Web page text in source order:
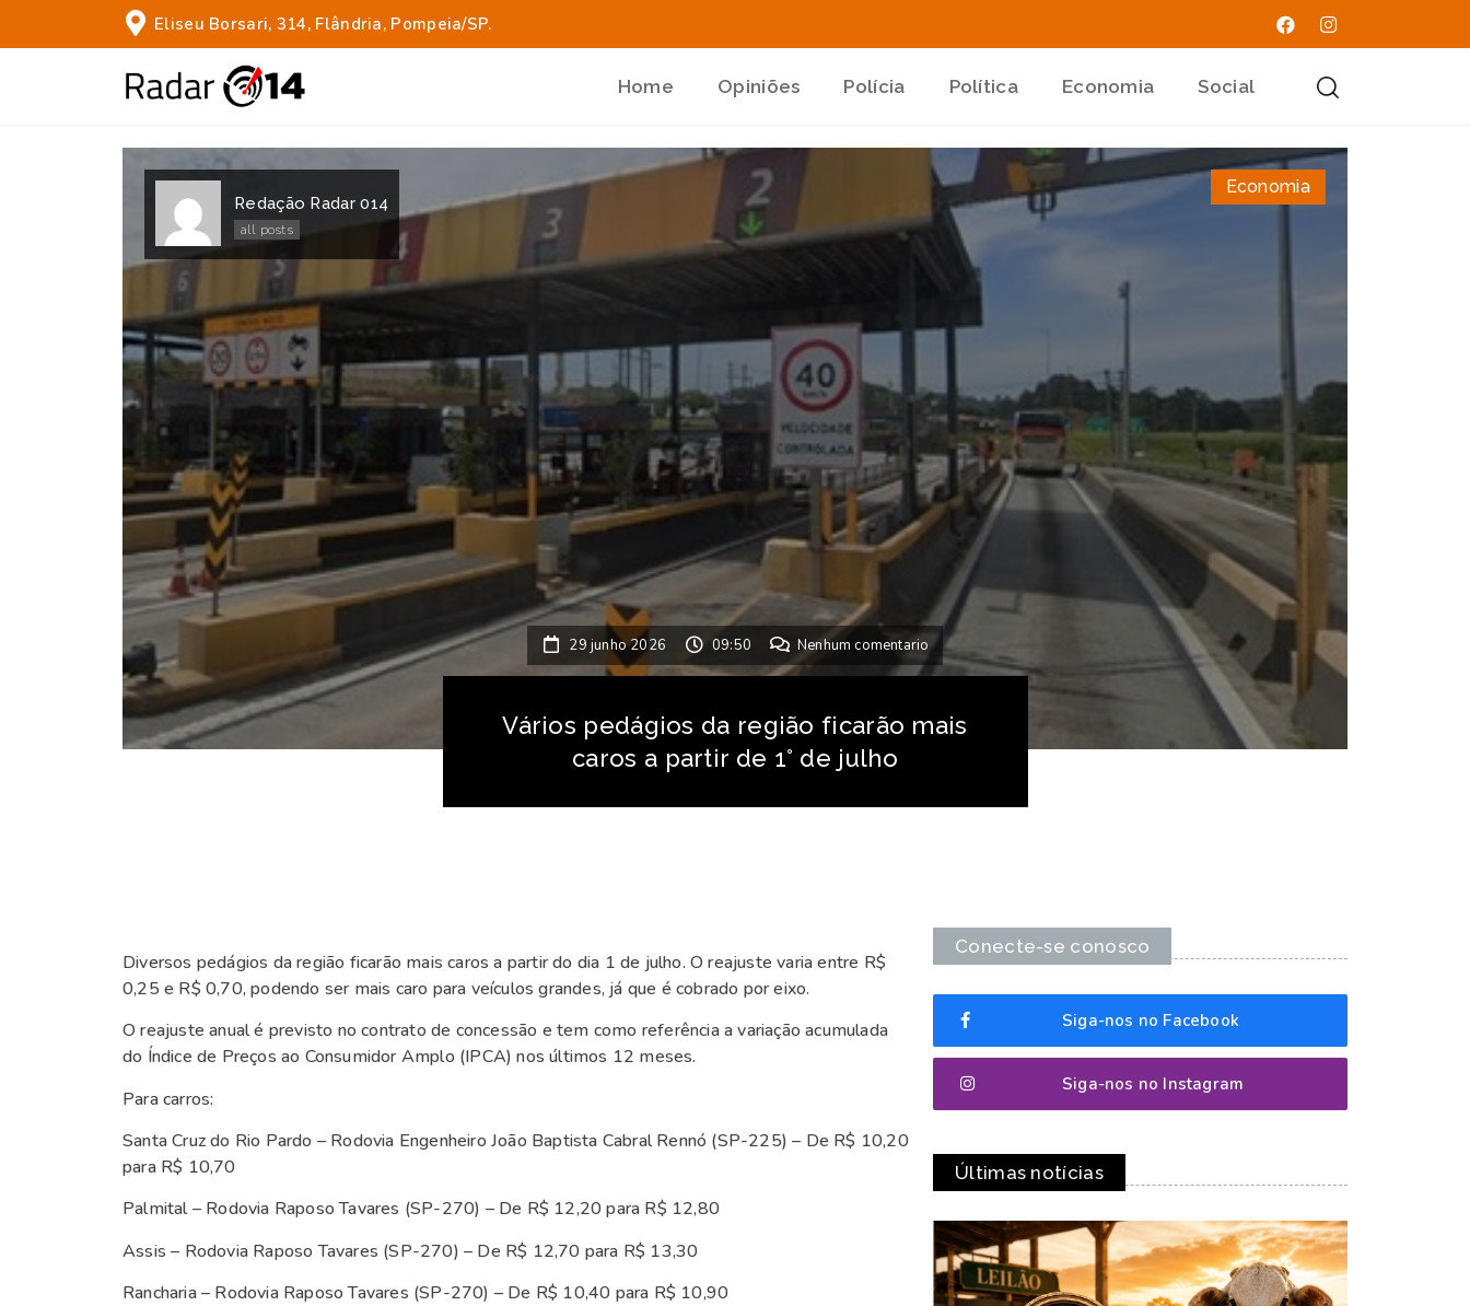
Eliseu Borsari, 314, Flândria, Pompeia/SP.
Home Opiniões Polícia Política Economia Social
Redação Radar 014
all posts
Economia
29 junho 2026 09:50 Nenhum comentario
Vários pedágios da região ficarão mais
caros a partir de 1° de julho
Diversos pedágios da região ficarão mais caros a partir do dia 1 de julho. O reajuste varia entre R$
0,25 e R$ 0,70, podendo ser mais caro para veículos grandes, já que é cobrado por eixo.
O reajuste anual é previsto no contrato de concessão e tem como referência a variação acumulada
do Índice de Preços ao Consumidor Amplo (IPCA) nos últimos 12 meses.
Para carros:
Santa Cruz do Rio Pardo – Rodovia Engenheiro João Baptista Cabral Rennó (SP-225) – De R$ 10,20
para R$ 10,70
Palmital – Rodovia Raposo Tavares (SP-270) – De R$ 12,20 para R$ 12,80
Assis – Rodovia Raposo Tavares (SP-270) – De R$ 12,70 para R$ 13,30
Rancharia – Rodovia Raposo Tavares (SP-270) – De R$ 10,40 para R$ 10,90
Conecte-se conosco
Siga-nos no Facebook
Siga-nos no Instagram
Últimas notícias